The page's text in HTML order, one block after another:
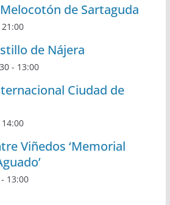
de Sartaguda
21:00
de Nájera
- 13:00
Ciudad de
14:00
Viñedos ‘Memorial
13:00